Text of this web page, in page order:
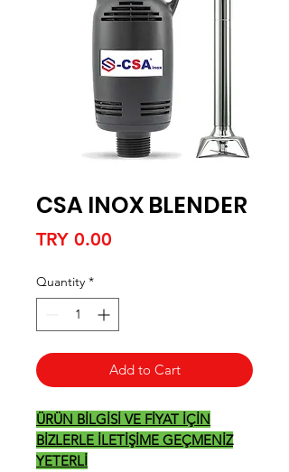
CSA INOX BLENDER
TRY 0.00
Quantity *
Add to Cart
ÜRÜN BİLGİSİ VE FİYAT İÇİN
BİZLERLE İLETİŞİME GEÇMENİZ
YETERLİ